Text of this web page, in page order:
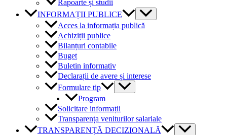
Rapoarte și studii
INFORMAȚII PUBLICE
Acces la informația publică
Achiziții publice
Bilanțuri contabile
Buget
Buletin informativ
Declarații de avere și interese
Formulare tip
Program
Solicitare informații
Transparența veniturilor salariale
TRANSPARENȚĂ DECIZIONALĂ